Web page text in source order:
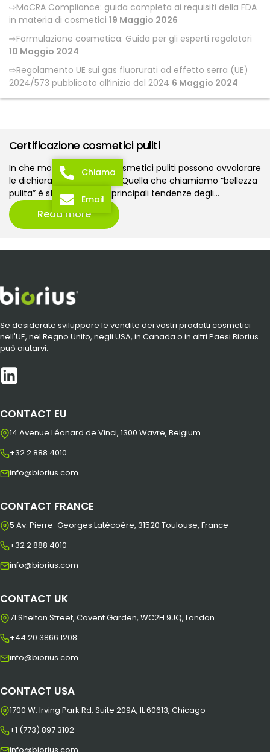
Certificazione cosmetici puliti
In che modo i marchi di cosmetici puliti possono avvalorare
le dichiarazioni ambientali Quella che chiamiamo “bellezza
pulita” è stata una delle principali tendenze degli…
Read more
MoCRA Compliance: guida completa ai requisiti della FDA
in materia di cosmetici 19 Maggio 2026
Formulazione cosmetica: Guida per gli esperti regolatori
10 Maggio 2024
Regolamento UE sui gas fluorurati ad effetto serra (UE)
2024/573 pubblicato all’inizio del 2024 6 Maggio 2024
Se desiderate sviluppare le vendite dei vostri prodotti cosmetici
nell'UE, nel Regno Unito, negli USA, in Canada o in altri Paesi Biorius
può aiutarvi.
CONTACT EU
14 Avenue Léonard de Vinci, 1300 Wavre, Belgium
+32 2 888 4010
info@biorius.com
CONTACT FRANCE
5 Av. Pierre-Georges Latécoère, 31520 Toulouse, France
+32 2 888 4010
info@biorius.com
CONTACT UK
71 Shelton Street, Covent Garden, WC2H 9JQ, London
+44 20 3866 1208
info@biorius.com
CONTACT USA
1700 W. Irving Park Rd, Suite 209A, IL 60613, Chicago
+1 (773) 897 3102
Chiama
Email